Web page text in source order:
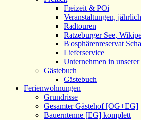
Freizeit & POi
Veranstaltungen,
Radtouren
Ratzeburger See,
Biosphärenreservat
Lieferservice
Unternehmen in
Gästebuch
Gästebuch
Ferienwohnungen
Grundrisse
Gesamter Gästehof [OG+EG]
Bauerntenne [EG] komplett